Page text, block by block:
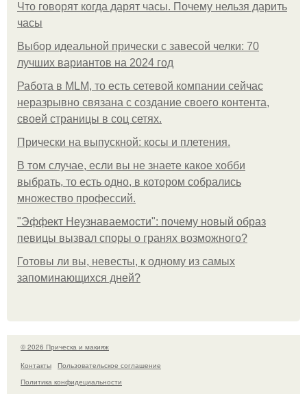
Что говорят когда дарят часы. Почему нельзя дарить
часы
Выбор идеальной прически с завесой челки: 70
лучших вариантов на 2024 год
Работа в MLM, то есть сетевой компании сейчас
неразрывно связана с создание своего контента,
своей страницы в соц сетях.
Прически на выпускной: косы и плетения.
В том случае, если вы не знаете какое хобби
выбрать, то есть одно, в котором собрались
множество профессий.
"Эффект Неузнаваемости": почему новый образ
певицы вызвал споры о гранях возможного?
Готовы ли вы, невесты, к одному из самых
запоминающихся дней?
© 2026 Прическа и макияж
Контакты
Пользовательское соглашение
Политика конфидециальности